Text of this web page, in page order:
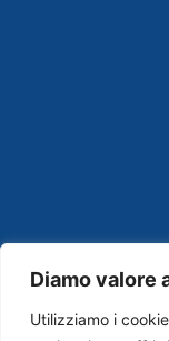
Diamo valore
Utilizziamo i